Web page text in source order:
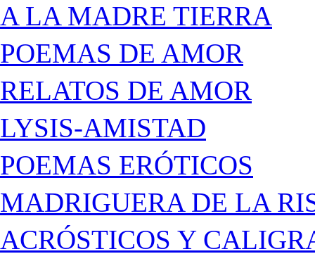
A LA MADRE TIERRA
POEMAS DE AMOR
RELATOS DE AMOR
LYSIS-AMISTAD
POEMAS ERÓTICOS
MADRIGUERA DE LA
ACRÓSTICOS Y